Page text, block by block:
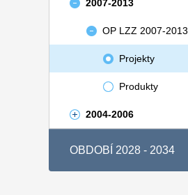
2007-2013
OP LZZ 2007-2013
Projekty
Produkty
2004-2006
OBDOBÍ 2028 - 2034